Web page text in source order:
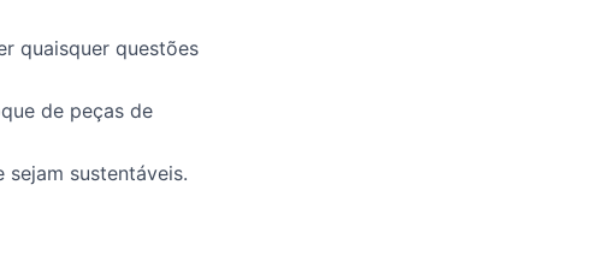
quaisquer questões
de peças de
sustentáveis.